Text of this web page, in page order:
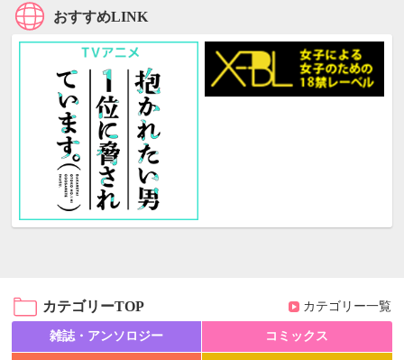
おすすめLINK
カテゴリーTOP カテゴリー一覧
雑誌・アンソロジー コミックス